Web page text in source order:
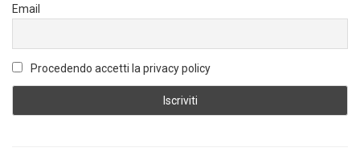
Email
Procedendo accetti la privacy policy